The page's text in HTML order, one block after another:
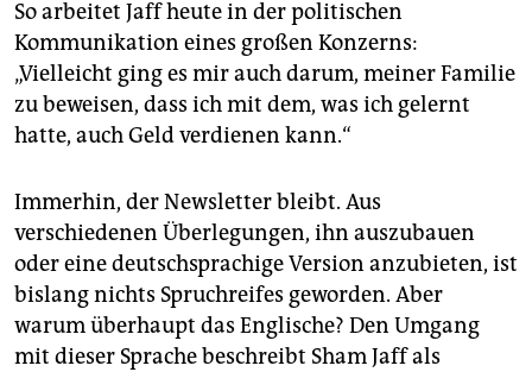
So arbeitet Jaff heute in der politischen
Kommunikation eines großen Konzerns:
„Vielleicht ging es mir auch darum, meiner Familie
zu beweisen, dass ich mit dem, was ich gelernt
hatte, auch Geld verdienen kann.“
Immerhin, der Newsletter bleibt. Aus
verschiedenen Überlegungen, ihn auszubauen
oder eine deutschsprachige Version anzubieten, ist
bislang nichts Spruchreifes geworden. Aber
warum überhaupt das Englische? Den Umgang
mit dieser Sprache beschreibt Sham Jaff als